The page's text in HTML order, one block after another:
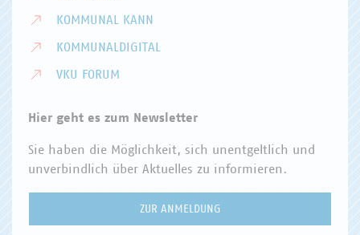
KOMMUNAL KANN
KOMMUNALDIGITAL
VKU FORUM
Hier geht es zum Newsletter
Sie haben die Möglichkeit, sich unentgeltlich und
unverbindlich über Aktuelles zu informieren.
ZUR ANMELDUNG